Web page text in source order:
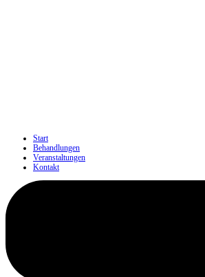
Start
Behandlungen
Veranstaltungen
Kontakt